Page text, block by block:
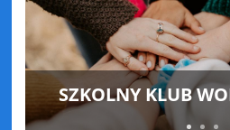
SZKOLNY KLUB